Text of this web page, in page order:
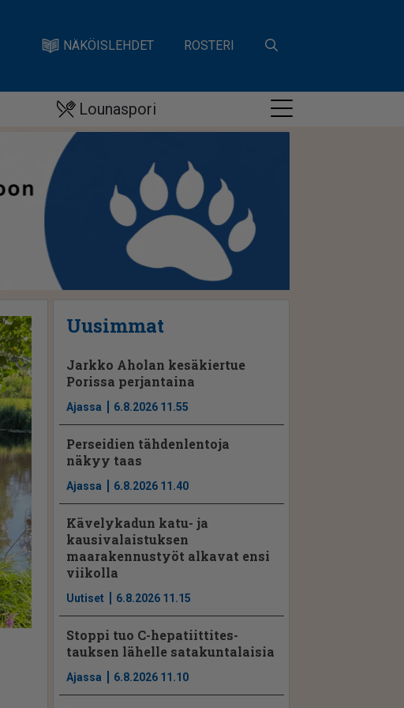
NÄKÖISLEHDET ROSTERI
Lounaspori
Uusimmat
Jarkko Aholan kesäkiertue
Porissa perjantaina
Ajassa 6.8.2026 11.55
Perseidien tähdenlentoja
näkyy taas
Ajassa 6.8.2026 11.40
Kävelykadun katu- ja
kausivalaistuksen
maarakennustyöt alkavat ensi
viikolla
Uutiset 6.8.2026 11.15
Stoppi tuo C-hepatiit­ti­tes­
tauksen lähelle satakuntalaisia
Ajassa 6.8.2026 11.10